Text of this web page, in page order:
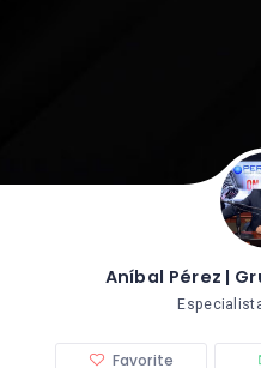
Aníbal Pérez |
Favorite